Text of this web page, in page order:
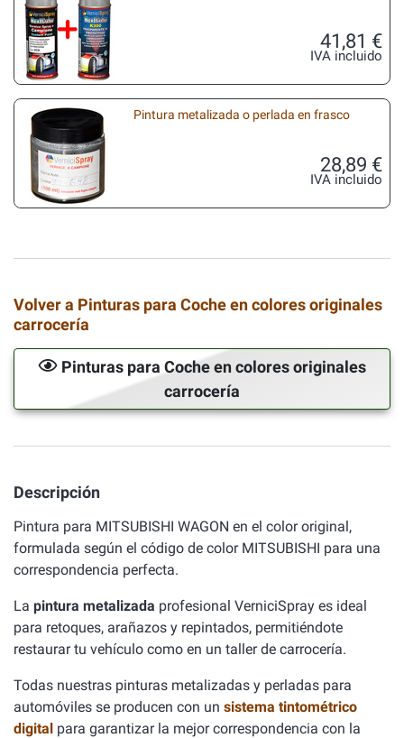
41,81 €
IVA incluido
Pintura metalizada o perlada en frasco
28,89 €
IVA incluido
Volver a Pinturas para Coche en colores originales
carrocería
Pinturas para Coche en colores originales
carrocería
Descripción
Pintura para MITSUBISHI WAGON en el color original,
formulada según el código de color MITSUBISHI para una
correspondencia perfecta.
La pintura metalizada profesional VerniciSpray es ideal
para retoques, arañazos y repintados, permitiéndote
restaurar tu vehículo como en un taller de carrocería.
Todas nuestras pinturas metalizadas y perladas para
automóviles se producen con un sistema tintométrico
digital para garantizar la mejor correspondencia con la